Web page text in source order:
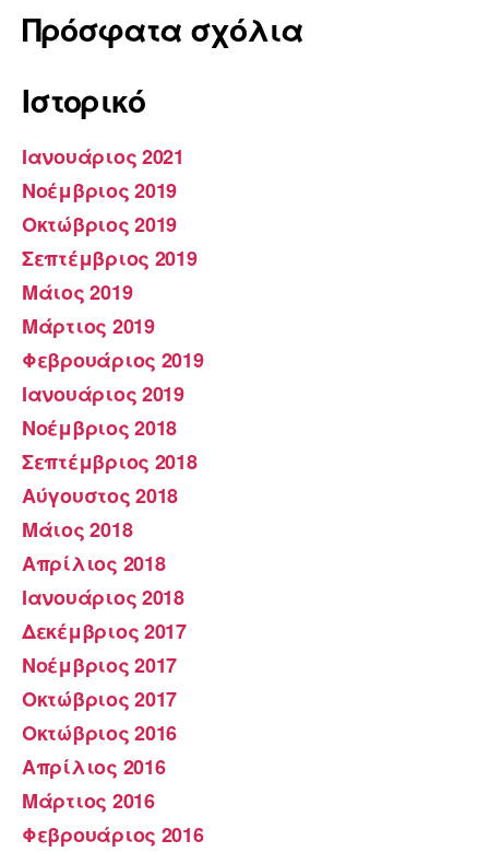
Πρόσφατα σχόλια
Ιστορικό
Ιανουάριος 2021
Νοέμβριος 2019
Οκτώβριος 2019
Σεπτέμβριος 2019
Μάιος 2019
Μάρτιος 2019
Φεβρουάριος 2019
Ιανουάριος 2019
Νοέμβριος 2018
Σεπτέμβριος 2018
Αύγουστος 2018
Μάιος 2018
Απρίλιος 2018
Ιανουάριος 2018
Δεκέμβριος 2017
Νοέμβριος 2017
Οκτώβριος 2017
Οκτώβριος 2016
Απρίλιος 2016
Μάρτιος 2016
Φεβρουάριος 2016